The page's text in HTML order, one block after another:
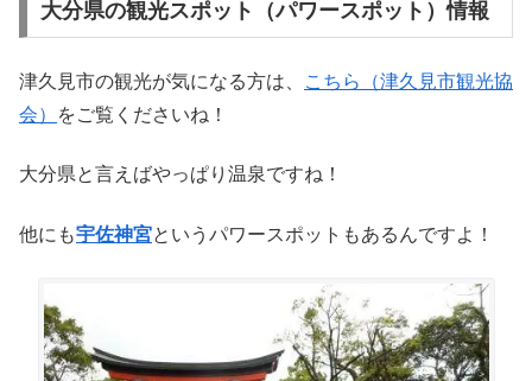
大分県の観光スポット（パワースポット）情報
津久見市の観光が気になる方は、
こちら（津久見市観光協
会）
をご覧くださいね！
大分県と言えばやっぱり温泉ですね！
他にも宇佐神宮というパワースポットもあるんですよ！